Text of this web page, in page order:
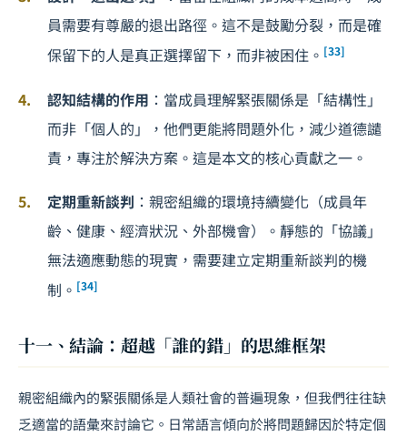
員需要有尊嚴的退出路徑。這不是鼓勵分裂，而是確
保留下的人是真正選擇留下，而非被困住。 [33]
認知結構的作用 ：當成員理解緊張關係是「結構性」
而非「個人的」，他們更能將問題外化，減少道德譴
責，專注於解決方案。這是本文的核心貢獻之一。
定期重新談判 ：親密組織的環境持續變化（成員年
齡、健康、經濟狀況、外部機會）。靜態的「協議」
無法適應動態的現實，需要建立定期重新談判的機
制。 [34]
十一、結論：超越「誰的錯」的思維框架
親密組織內的緊張關係是人類社會的普遍現象，但我們往往缺
乏適當的語彙來討論它。日常語言傾向於將問題歸因於特定個